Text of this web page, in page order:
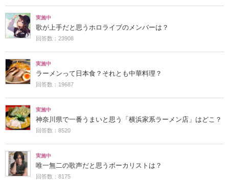
実施中
歌が上手だと思うホロライブのメンバーは？
回答数：23908
実施中
ラーメンって日本食？それとも中華料理？
回答数：19687
実施中
神奈川県で一番うまいと思う「横浜家系ラーメン店」はどこ？
回答数：8520
実施中
唯一無二の歌声だと思うボーカリストは？
回答数：8175